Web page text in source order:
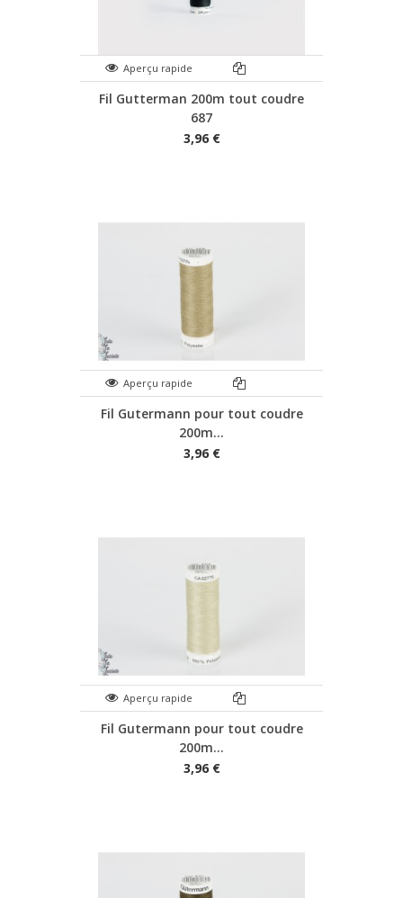
Aperçu rapide
Fil Gutterman 200m tout coudre
687
3,96 €
Aperçu rapide
Fil Gutermann pour tout coudre
200m...
3,96 €
Aperçu rapide
Fil Gutermann pour tout coudre
200m...
3,96 €